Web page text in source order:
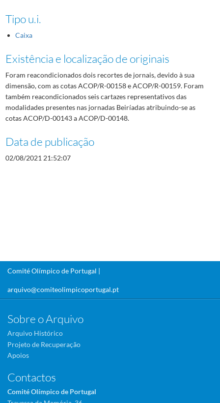
Tipo u.i.
Caixa
Existência e localização de originais
Foram reacondicionados dois recortes de jornais, devido à sua
dimensão, com as cotas ACOP/R-00158 e ACOP/R-00159. Foram
também reacondicionados seis cartazes representativos das
modalidades presentes nas jornadas Beiríadas atribuindo-se as
cotas ACOP/D-00143 a ACOP/D-00148.
Data de publicação
02/08/2021 21:52:07
Comité Olímpico de Portugal |
arquivo@comiteolimpicoportugal.pt
Sobre o Arquivo
Arquivo Histórico
Projeto de Recuperação
Apoios
Contactos
Comité Olímpico de Portugal